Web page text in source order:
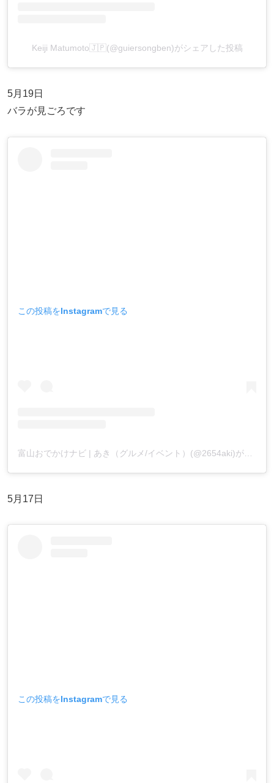
Keiji Matumoto🇯🇵(@guiersongben)がシェアした投稿
5月19日
バラが見ごろです
この投稿をInstagramで見る
5月17日
この投稿をInstagramで見る